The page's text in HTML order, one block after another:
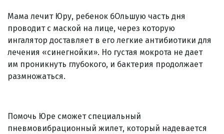
Мама лечит Юру, ребенок бОльшую часть дня
проводит с маской на лице, через которую
ингалятор доставляет в его легкие антибиотики для
лечения «синегнойки». Но густая мокрота не дает
им проникнуть глубокого, и бактерия продолжает
размножаться.
Помочь Юре сможет специальный
пневмовибрационный жилет, который надевается